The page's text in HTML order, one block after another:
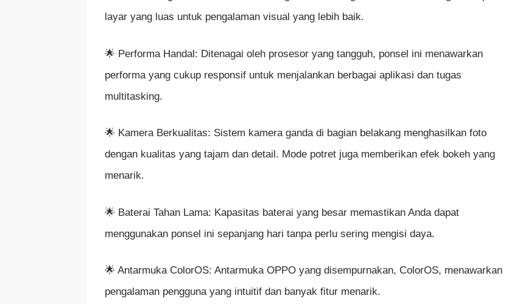
layar yang luas untuk pengalaman visual yang lebih baik.
🌟 Performa Handal: Ditenagai oleh prosesor yang tangguh, ponsel ini menawarkan
performa yang cukup responsif untuk menjalankan berbagai aplikasi dan tugas
multitasking.
🌟 Kamera Berkualitas: Sistem kamera ganda di bagian belakang menghasilkan foto
dengan kualitas yang tajam dan detail. Mode potret juga memberikan efek bokeh yang
menarik.
🌟 Baterai Tahan Lama: Kapasitas baterai yang besar memastikan Anda dapat
menggunakan ponsel ini sepanjang hari tanpa perlu sering mengisi daya.
🌟 Antarmuka ColorOS: Antarmuka OPPO yang disempurnakan, ColorOS, menawarkan
pengalaman pengguna yang intuitif dan banyak fitur menarik.